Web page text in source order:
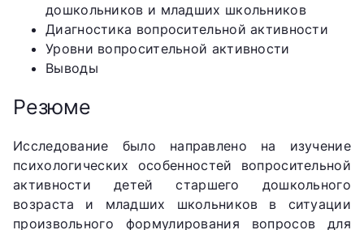
дошкольников и младших школьников
Диагностика вопросительной активности
Уровни вопросительной активности
Выводы
Резюме
Исследование было направлено на изучение
психологических особенностей вопросительной
активности детей старшего дошкольного
возраста и младших школьников в ситуации
произвольного формулирования вопросов для